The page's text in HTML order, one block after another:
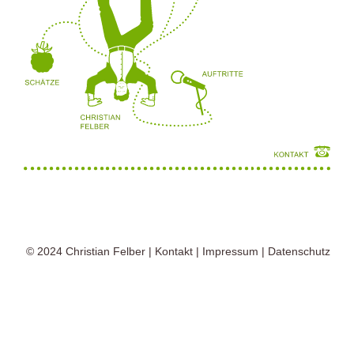
© 2024 Christian Felber | Kontakt | Impressum | Datenschutz